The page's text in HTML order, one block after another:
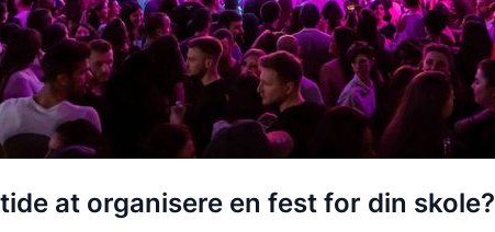
at organisere en fest for din skole?